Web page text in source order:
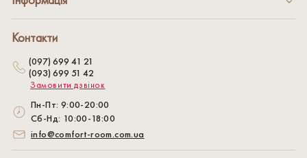
Контакти
(097) 699 41 21
(093) 699 51 42
Замовити дзвінок
Пн-Пт: 9:00-20:00
Сб-Нд: 10:00-18:00
info@comfort-room.com.ua